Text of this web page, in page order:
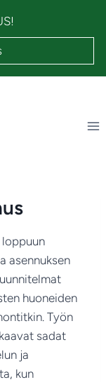
loppuun
asennuksen
huoneiden
Työn
sadat
ja
kun